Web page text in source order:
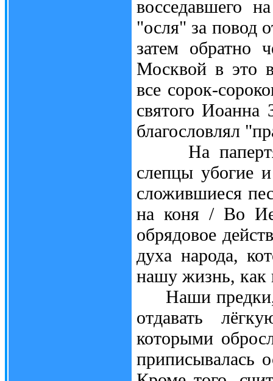
восседавшего
"осля" за повод
затем обратно
Москвой в это
все сорок-
святого Иоанна
благословлял
На папертях
слепцы убогие
сложившиеся
на коня / Во
обрядовое
духа народа,
нашу жизнь, как
Наши предки,
отдавать
которыми
приписывалась